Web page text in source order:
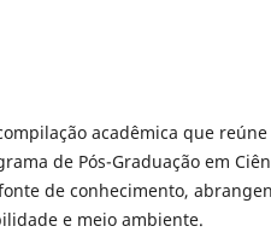
acadêmica que reúne
de Pós-Graduação em
de conhecimento,
e meio ambiente.